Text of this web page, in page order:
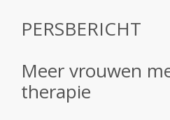
PERSBERICHT
Meer vrouwen
therapie